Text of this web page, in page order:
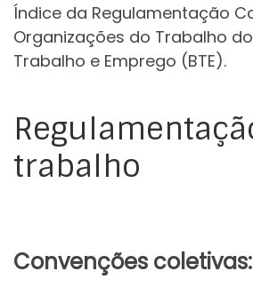
Índice da Regulamentação
Organizações do Trabalho
Trabalho e Emprego (BTE).
trabalho
Convenções coletivas: